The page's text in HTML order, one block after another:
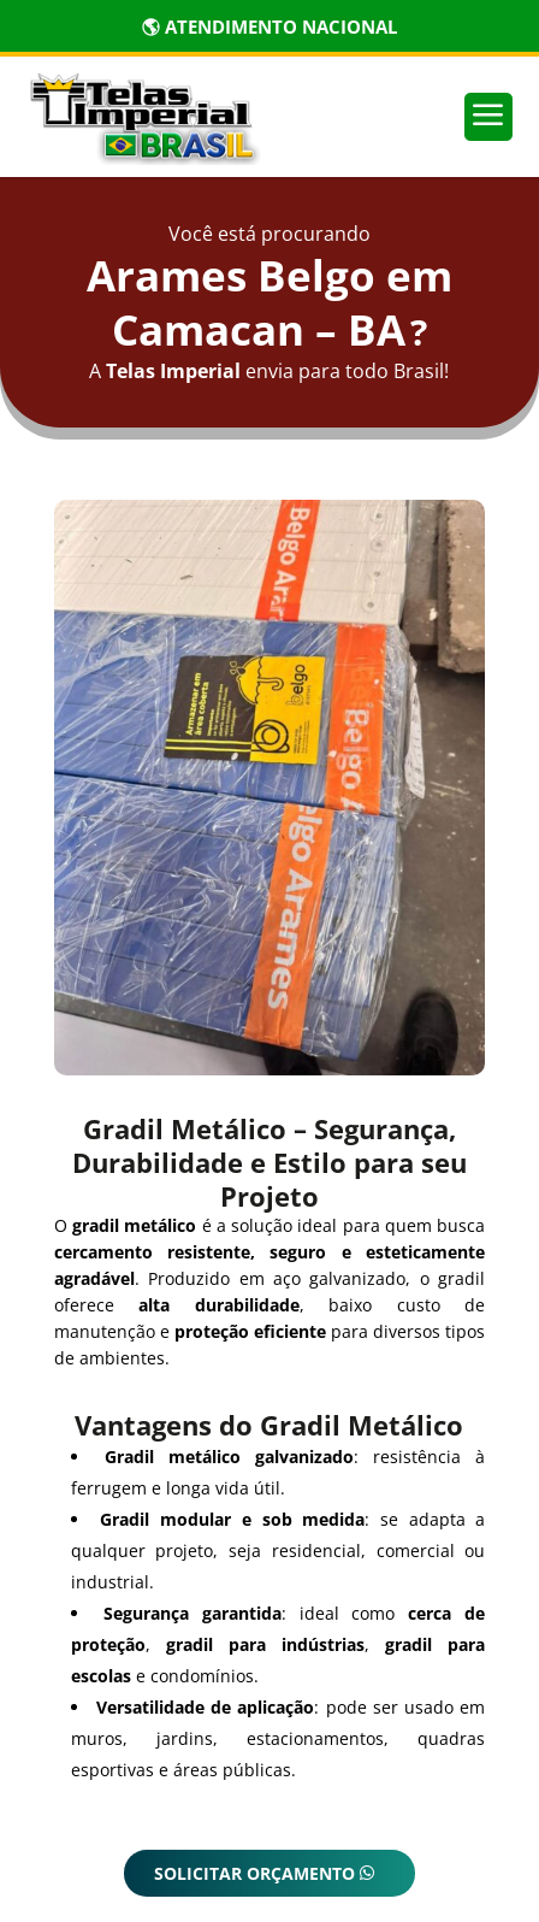
🌎 ATENDIMENTO NACIONAL
a
Você está procurando
Arames Belgo em
Camacan – BA?
ATelas Imperial envia para todo Brasil!
Gradil Metálico – Segurança,
Durabilidade e Estilo para seu
Projeto
Ogradil metálico é a solução ideal para quem busca
cercamento resistente, seguro e esteticamente
agradável. Produzido em aço galvanizado, o gradil
oferecealta durabilidade, baixo custo de
manutenção e proteção eficiente para diversos tipos
de ambientes.
Vantagens do Gradil Metálico
Gradil metálico galvanizado: resistência à
ferrugem e longa vida útil.
Gradil modular e sob medida: se adapta a
qualquer projeto, seja residencial, comercial ou
industrial.
Segurança garantida: ideal comocerca de
proteção, gradil para indústrias,gradil para
escolase condomínios.
Versatilidade de aplicação: pode ser usado em
muros, jardins, estacionamentos, quadras
esportivas e áreas públicas.
SOLICITAR ORÇAMENTO